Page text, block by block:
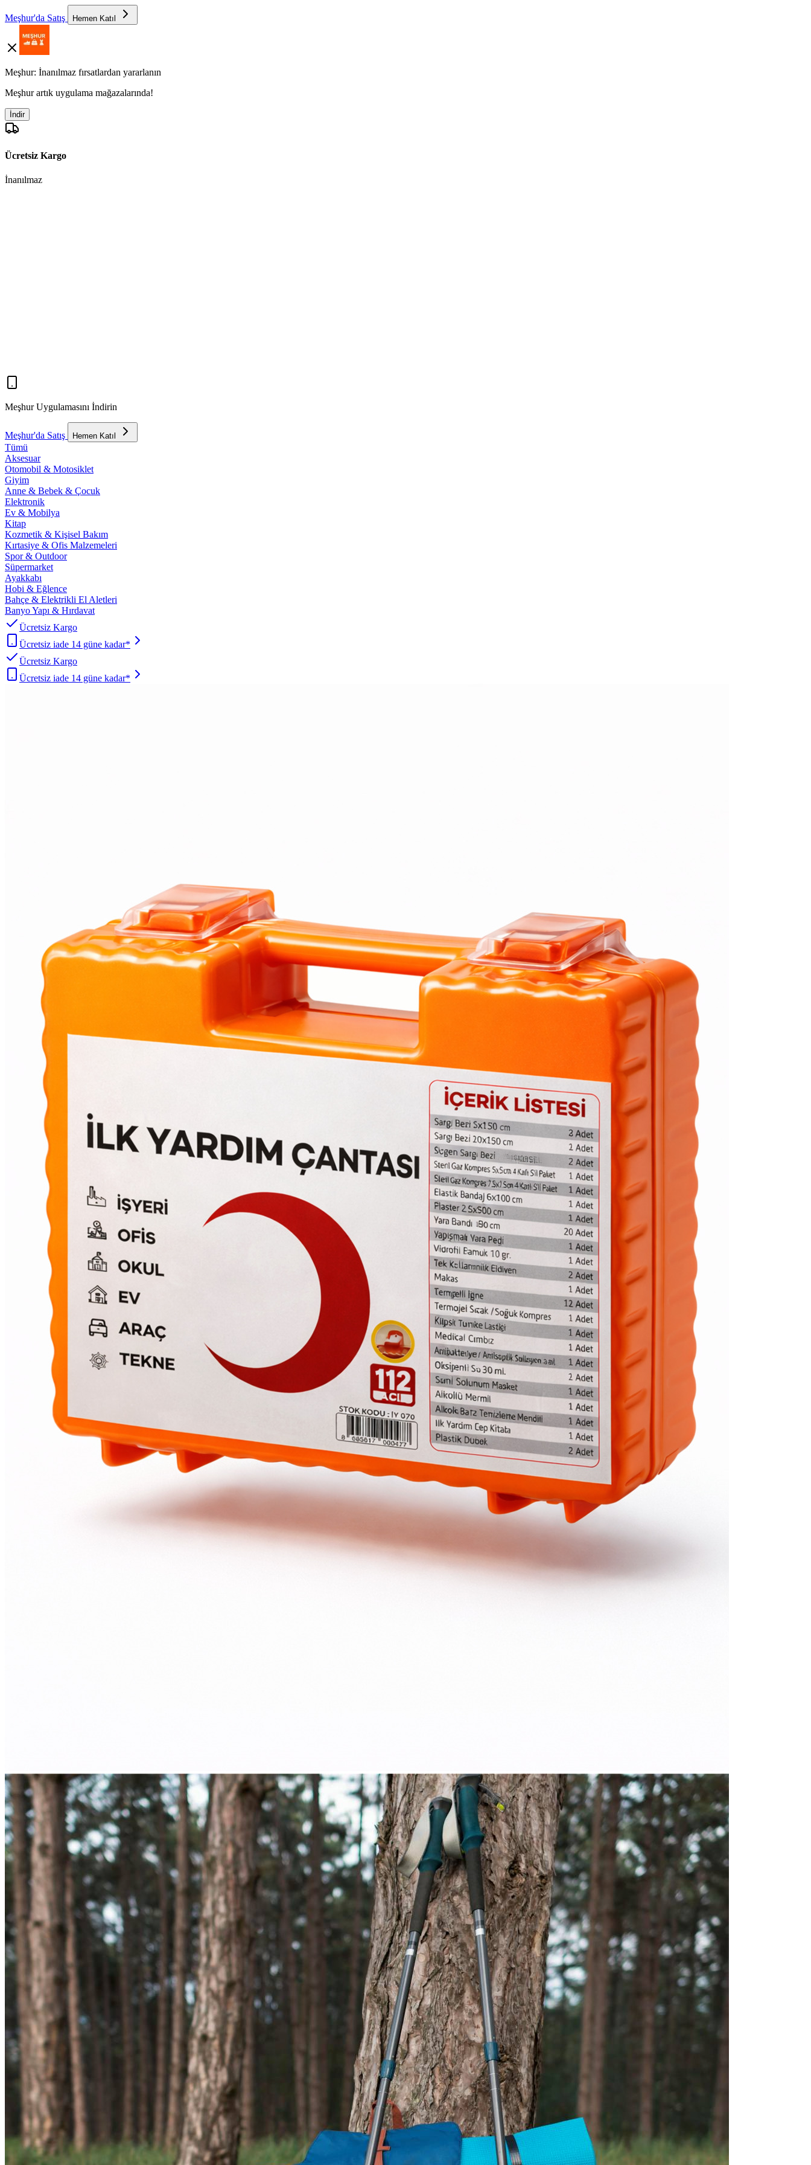
Meşhur'da Satış Hemen Katıl
Meşhur: İnanılmaz fırsatlardan yararlanın
Meşhur artık uygulama mağazalarında!
İndir
Ücretsiz Kargo
İnanılmaz
Meşhur Uygulamasını İndirin
Meşhur'da Satış Hemen Katıl
Tümü
Aksesuar
Otomobil & Motosiklet
Giyim
Anne & Bebek & Çocuk
Elektronik
Ev & Mobilya
Kitap
Kozmetik & Kişisel Bakım
Kırtasiye & Ofis Malzemeleri
Spor & Outdoor
Süpermarket
Ayakkabı
Hobi & Eğlence
Bahçe & Elektrikli El Aletleri
Banyo Yapı & Hırdavat
Ücretsiz Kargo
Ücretsiz iade 14 güne kadar*
Ücretsiz Kargo
Ücretsiz iade 14 güne kadar*